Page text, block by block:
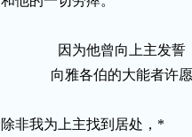
因为他曾向上主发誓
向雅各伯的大能者许愿
除非我为上主找到居处， *